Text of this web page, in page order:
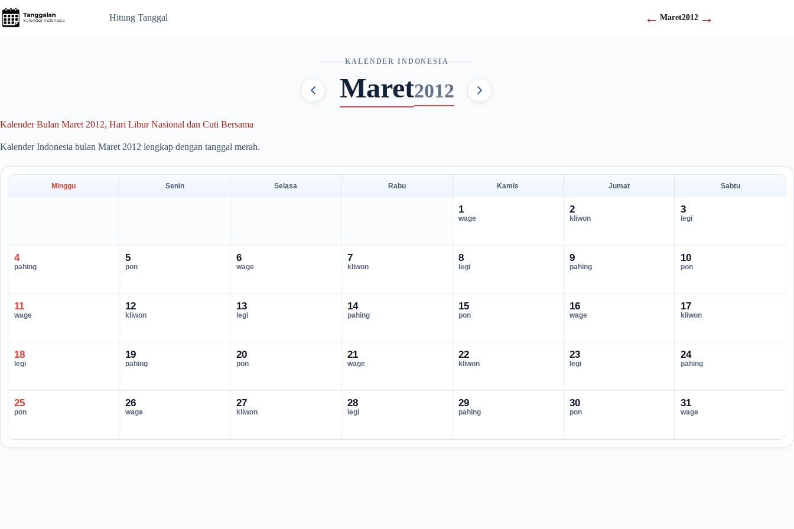
to
content
Hitung Tanggal ← Maret2012 →
KALENDER INDONESIA
Maret2012
Kalender Bulan Maret 2012, Hari Libur Nasional dan Cuti Bersama
Kalender Indonesia bulan Maret 2012 lengkap dengan tanggal merah.
Minggu Senin Selasa Rabu Kamis Jumat Sabtu
1
wage
2
kliwon
3
legi
4
pahing
5
pon
6
wage
7
kliwon
8
legi
9
pahing
10
pon
11
wage
12
kliwon
13
legi
14
pahing
15
pon
16
wage
17
kliwon
18
legi
19
pahing
20
pon
21
wage
22
kliwon
23
legi
24
pahing
25
pon
26
wage
27
kliwon
28
legi
29
pahing
30
pon
31
wage